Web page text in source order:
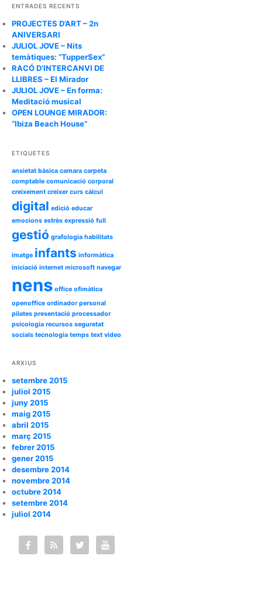
cENTRADES RECENTS
PROJECTES D’ART – 2n
ANIVERSARI
JULIOL JOVE – Nits
temàtiques: “TupperSex”
RACÓ D’INTERCANVI DE
LLIBRES – El Mirador
JULIOL JOVE – En forma:
Meditació musical
OPEN LOUNGE MIRADOR:
“Ibiza Beach House”
ETIQUETES
ansietat bàsica camara carpeta
comptable comunicació corporal
creixement creixer curs càlcul
digital edició educar
emocions estrès expressió full
gestió grafologia habilitats
imatge infants informàtica
iniciació internet microsoft navegar
nens office ofimàtica
openoffice ordinador personal
pilates presentació processador
psicologia recursos seguretat
socials tecnologia temps text video
ARXIUS
setembre 2015
juliol 2015
juny 2015
maig 2015
abril 2015
març 2015
febrer 2015
gener 2015
desembre 2014
novembre 2014
octubre 2014
setembre 2014
juliol 2014
   